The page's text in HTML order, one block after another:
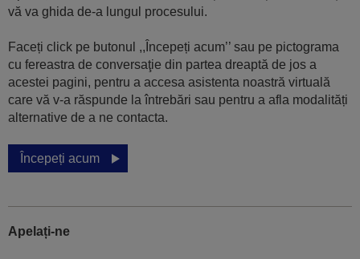
vă va ghida de-a lungul procesului.
Faceți click pe butonul ,,Începeți acum’’ sau pe pictograma
cu fereastra de conversaţie din partea dreaptă de jos a
acestei pagini, pentru a accesa asistenta noastră virtuală
care vă v-a răspunde la întrebări sau pentru a afla modalități
alternative de a ne contacta.
Începeți acum
Apelați-ne